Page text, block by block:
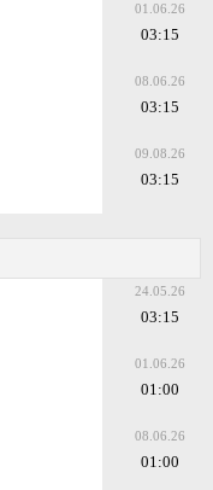
01.06.26
03:15
08.06.26
03:15
09.08.26
03:15
24.05.26
03:15
01.06.26
01:00
08.06.26
01:00